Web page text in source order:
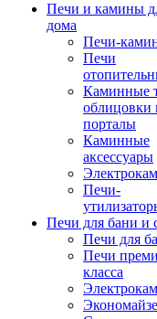
Печи и камины
дома
Печи-
Печи
Каминные
облицовки
порталы
Каминные
аксессуары
Печи-
Печи для бани и
Печи для
Печи
класса